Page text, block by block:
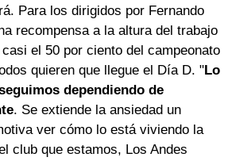
Para los dirigidos por Fernando
recompensa a la altura del trabajo
el 50 por ciento del campeonato
quieren que llegue el Día D. "Lo
dependiendo de
. Se extiende la ansiedad un
ver cómo lo está viviendo la
club que estamos, Los Andes